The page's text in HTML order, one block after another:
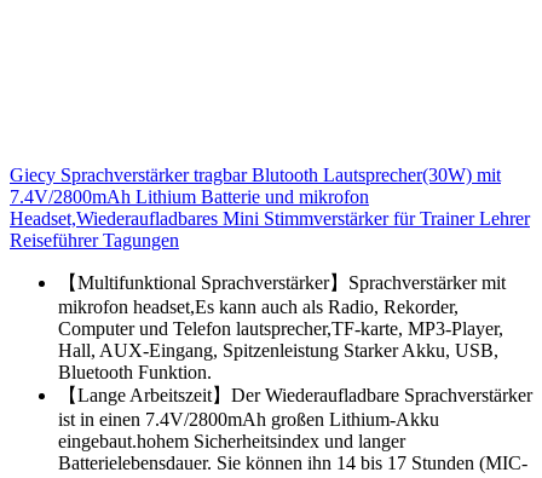
Giecy Sprachverstärker tragbar Blutooth Lautsprecher(30W) mit
7.4V/2800mAh Lithium Batterie und mikrofon
Headset,Wiederaufladbares Mini Stimmverstärker für Trainer Lehrer
Reiseführer Tagungen
【Multifunktional Sprachverstärker】Sprachverstärker mit
mikrofon headset,Es kann auch als Radio, Rekorder,
Computer und Telefon lautsprecher,TF-karte, MP3-Player,
Hall, AUX-Eingang, Spitzenleistung Starker Akku, USB,
Bluetooth Funktion.
【Lange Arbeitszeit】Der Wiederaufladbare Sprachverstärker
ist in einen 7.4V/2800mAh großen Lithium-Akku
eingebaut.hohem Sicherheitsindex und langer
Batterielebensdauer. Sie können ihn 14 bis 17 Stunden (MIC-